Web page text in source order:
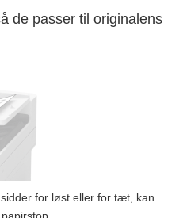
de passer til originalens
for løst eller for tæt, kan